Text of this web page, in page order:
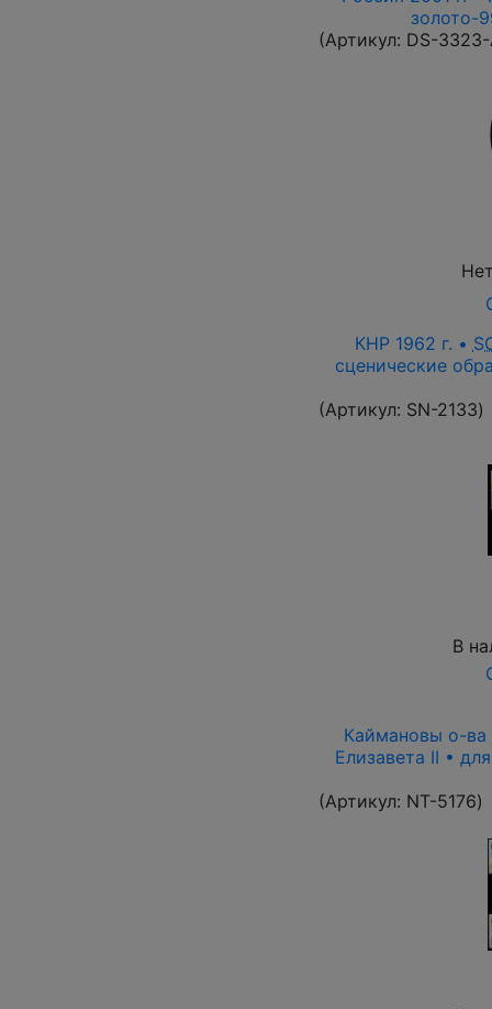
золото-
(Артикул: DS-
КНР 1962 г. •
сценические
(Артикул: SN-2133)
В
Каймановы о-ва
Елизавета II •
(Артикул: NT-5176)